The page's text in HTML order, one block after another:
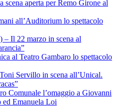
aperta per Remo Girone al
all’Auditorium lo spettacolo
Il 22 marzo in scena al
al Teatro Gambaro lo spettacolo
Servillo in scena all’Unical.
Comunale l’omaggio a Giovanni
ed Emanuela Loi